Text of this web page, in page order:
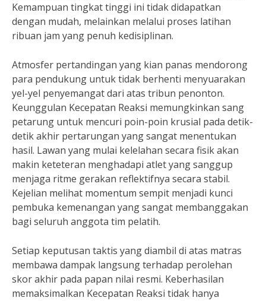
Kemampuan tingkat tinggi ini tidak didapatkan
dengan mudah, melainkan melalui proses latihan
ribuan jam yang penuh kedisiplinan.
Atmosfer pertandingan yang kian panas mendorong
para pendukung untuk tidak berhenti menyuarakan
yel-yel penyemangat dari atas tribun penonton.
Keunggulan Kecepatan Reaksi memungkinkan sang
petarung untuk mencuri poin-poin krusial pada detik-
detik akhir pertarungan yang sangat menentukan
hasil. Lawan yang mulai kelelahan secara fisik akan
makin keteteran menghadapi atlet yang sanggup
menjaga ritme gerakan reflektifnya secara stabil.
Kejelian melihat momentum sempit menjadi kunci
pembuka kemenangan yang sangat membanggakan
bagi seluruh anggota tim pelatih.
Setiap keputusan taktis yang diambil di atas matras
membawa dampak langsung terhadap perolehan
skor akhir pada papan nilai resmi. Keberhasilan
memaksimalkan Kecepatan Reaksi tidak hanya